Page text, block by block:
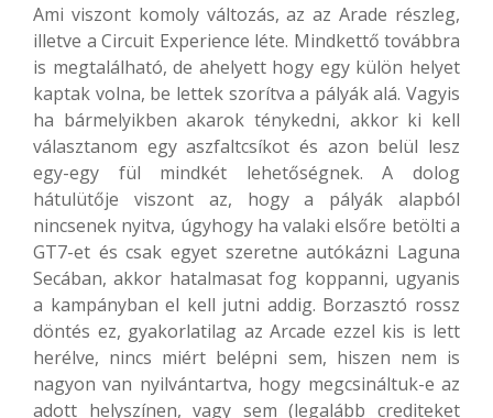
Ami viszont komoly változás, az az Arade részleg,
illetve a Circuit Experience léte. Mindkettő továbbra
is megtalálható, de ahelyett hogy egy külön helyet
kaptak volna, be lettek szorítva a pályák alá. Vagyis
ha bármelyikben akarok ténykedni, akkor ki kell
választanom egy aszfaltcsíkot és azon belül lesz
egy-egy fül mindkét lehetőségnek. A dolog
hátulütője viszont az, hogy a pályák alapból
nincsenek nyitva, úgyhogy ha valaki elsőre betölti a
GT7-et és csak egyet szeretne autókázni Laguna
Secában, akkor hatalmasat fog koppanni, ugyanis
a kampányban el kell jutni addig. Borzasztó rossz
döntés ez, gyakorlatilag az Arcade ezzel kis is lett
herélve, nincs miért belépni sem, hiszen nem is
nagyon van nyilvántartva, hogy megcsináltuk-e az
adott helyszínen, vagy sem (legalább crediteket